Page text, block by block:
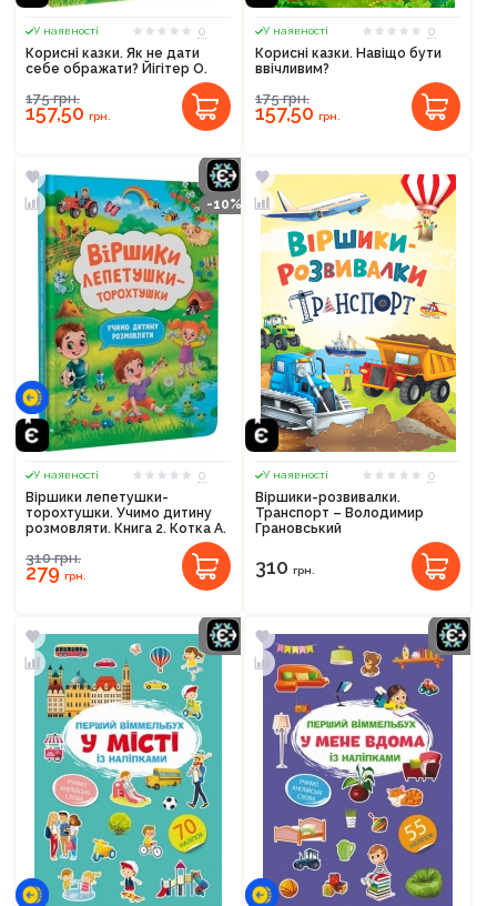
У наявності
0
Корисні казки. Як не дати
себе ображати? Йігітер О.
175грн.
157,50 грн.
У наявності
0
Корисні казки. Навіщо бути
ввічливим?
175грн.
157,50 грн.
-10%
У наявності
0
Віршики лепетушки-
торохтушки. Учимо дитину
розмовляти. Книга 2. Котка А.
310грн.
279грн.
У наявності
0
Віршики-розвивалки.
Транспорт – Володимир
Грановський
310 грн.